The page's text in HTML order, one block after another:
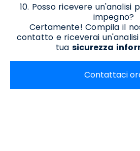
10. Posso ricevere un'analisi
impegno?
Certamente! Compila il
contatto e riceverai
tua sicurezza
Contattaci